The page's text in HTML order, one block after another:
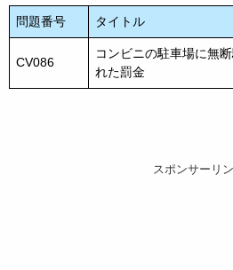
問題番号 タイトル
CV086
コンビニの駐車場に無
れた罰金
スポンサーリ